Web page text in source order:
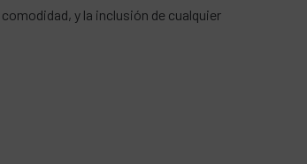
y la inclusión de cualquier